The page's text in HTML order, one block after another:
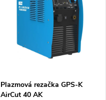
Plazmová rezačka GPS-K
AirCut 40 AK